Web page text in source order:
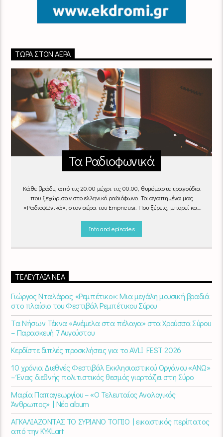
ΤΏΡΑ ΣΤΟΝ ΑΈΡΑ
Τα Ραδιοφωνικά
Κάθε βράδυ, από τις 20.00 μέχρι τις 00.00, θυμόμαστε τραγούδια
που ξεχώρισαν στο ελληνικό ραδιόφωνο. Τα αγαπημένα μας
«Ραδιοφωνικά», στον αέρα του Empneusi. Που ξέρεις, μπορεί και
:00 – 00:00στονEmpneusi 107 FM
Info and episodes
ΤΕΛΕΥΤΑΊΑ ΝΈΑ
Γιώργος Νταλάρας «Ρεμπέτικο»: Μια μεγάλη μουσική βραδιά
στο πλαίσιο του Φεστιβάλ Ρεμπέτικου Σύρου
Τα Νήσων Τέκνα «Ανέμελα στα πέλαγα» στα Χρούσσα Σύρου
– Παρασκευή 7 Αυγούστου
Κερδίστε διπλές προσκλήσεις για το AVLI FEST 2026
10 χρόνια Διεθνές Φεστιβάλ Εκκλησιαστικού Οργάνου «ΑΝΩ»
– Ένας διεθνής πολιτιστικός θεσμός γιορτάζει στη Σύρο​
Μαρία Παπαγεωργίου – «Ο Τελευταίος Αναλογικός
Άνθρωπος» | Νέο album
ΑΓΚΑΛΙΑΖΟΝΤΑΣ ΤΟ ΣΥΡΙΑΝΟ ΤΟΠΙΟ | εικαστικός περίπατος
από την KYKLart